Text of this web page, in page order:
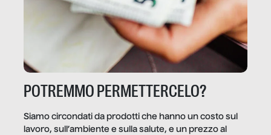
POTREMMO PERMETTERCELO?
Siamo circondati da prodotti che hanno un costo sul
lavoro, sull’ambiente e sulla salute, e un prezzo al